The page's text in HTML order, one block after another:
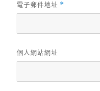
電子郵件地址 *
個人網站網址